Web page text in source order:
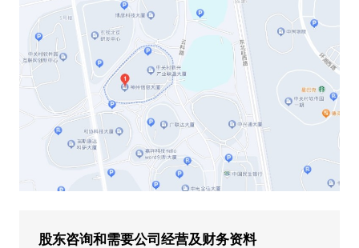
股东咨询和需要公司经营及财务资料